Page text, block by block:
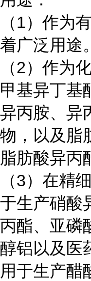
（1）作为
着广泛用途。
（2）作为
甲基异丁基
异丙胺、异
物，以及脂
脂肪酸异丙
（3）在精
于生产硝酸
丙酯、亚磷
醇铝以及医
用于生产醋